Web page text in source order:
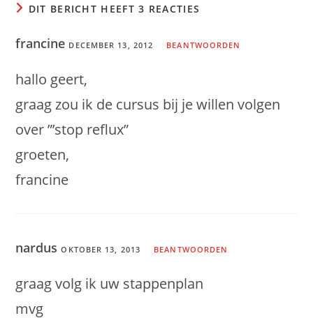
DIT BERICHT HEEFT 3 REACTIES
francine DECEMBER 13, 2012 BEANTWOORDEN
hallo geert,
graag zou ik de cursus bij je willen volgen
over ”’stop reflux”
groeten,
francine
nardusOKTOBER 13, 2013 BEANTWOORDEN
graag volg ik uw stappenplan
mvg